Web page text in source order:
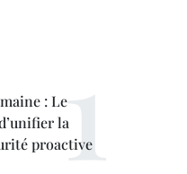
: Le
la
proactive